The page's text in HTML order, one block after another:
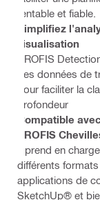
rentable et fiable.
Simplifiez
visualisation
PROFIS
des données de
pour faciliter la
profondeur
Compatible
PROFIS
Il prend en
différents
applications de
SketchUp® et